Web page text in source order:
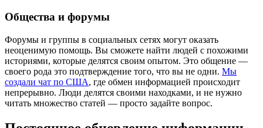
Общества и форумы
Форумы и группы в социальных сетях могут оказать
неоценимую помощь. Вы сможете найти людей с похожими
историями, которые делятся своим опытом. Это общение —
своего рода это подтверждение того, что вы не одни. Мы
создали чат по США, где обмен информацией происходит
непрерывно. Люди делятся своими находками, и не нужно
читать множество статей — просто задайте вопрос.